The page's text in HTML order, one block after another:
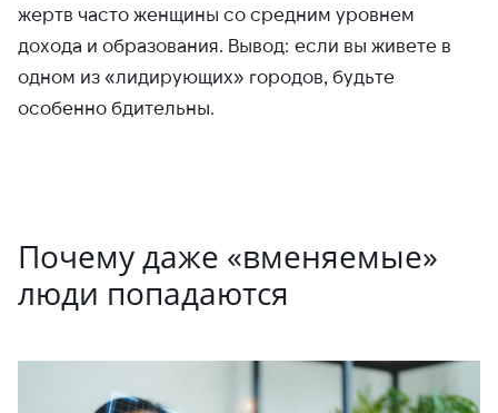
жертв часто женщины со средним уровнем
дохода и образования. Вывод: если вы живете в
одном из «лидирующих» городов, будьте
особенно бдительны.
Почему даже «вменяемые»
люди попадаются